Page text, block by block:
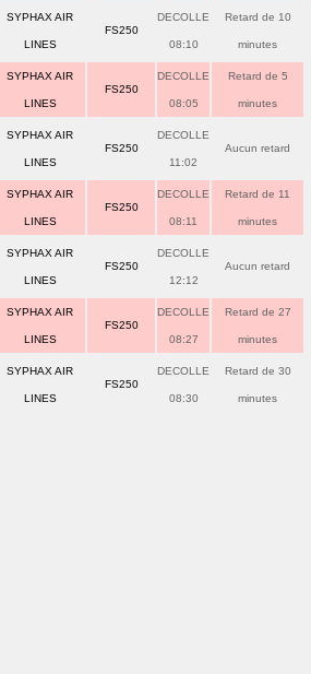
SYPHAX AIR
LINES
FS250
DECOLLE
08:10
Retard de 10
minutes
SYPHAX AIR
LINES
FS250
DECOLLE
08:05
Retard de 5
minutes
SYPHAX AIR
LINES
FS250
DECOLLE
11:02
Aucun retard
SYPHAX AIR
LINES
FS250
DECOLLE
08:11
Retard de 11
minutes
SYPHAX AIR
LINES
FS250
DECOLLE
12:12
Aucun retard
SYPHAX AIR
LINES
FS250
DECOLLE
08:27
Retard de 27
minutes
SYPHAX AIR
LINES
FS250
DECOLLE
08:30
Retard de 30
minutes